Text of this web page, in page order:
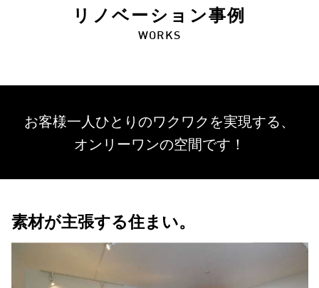
リノベーション事例
WORKS
お客様一人ひとりのワクワクを実現する、
オンリーワンの空間です！
素材が主張する住まい。